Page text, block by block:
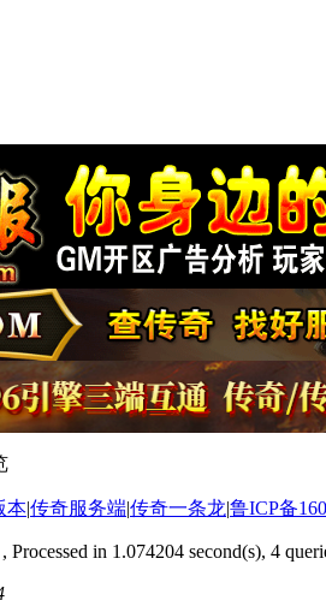
本|传奇服务端|传奇一条龙|鲁ICP备
, Processed in 1.074204 second(s), 4